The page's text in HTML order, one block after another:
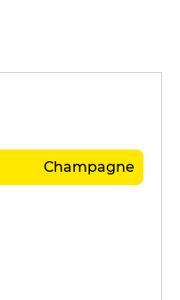
Champagne